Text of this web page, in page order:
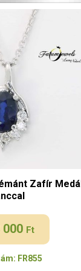
Zafír Medál
000 Ft
FR855